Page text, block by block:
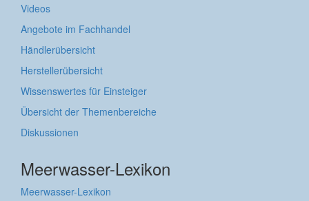
Videos
Angebote im Fachhandel
Händlerübersicht
Herstellerübersicht
Wissenswertes für Einsteiger
Übersicht der Themenbereiche
Diskussionen
Meerwasser-Lexikon
Meerwasser-Lexikon